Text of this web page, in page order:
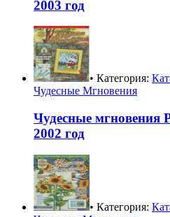
2003 год
• Категория:
Чудесные Мгновения
Чудесные
2002 год
• Категория: